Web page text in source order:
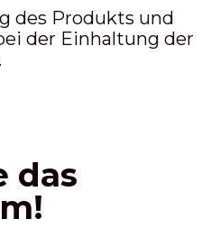
des Produkts und
der Einhaltung der
das